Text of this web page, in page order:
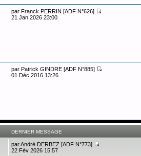
parFranck PERRIN [ADF N°626]
21 Jan 2026 23:00
parPatrick GINDRE [ADF N°885]
01 Déc 2016 13:26
DERNIER MESSAGE
parAndré DERBEZ [ADF N°773]
22 Fév 2026 15:57